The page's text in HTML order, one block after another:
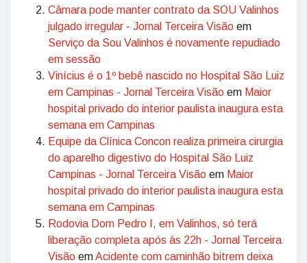
Câmara pode manter contrato da SOU Valinhos
julgado irregular - Jornal Terceira Visão em
Serviço da Sou Valinhos é novamente repudiado
em sessão
Vinícius é o 1º bebê nascido no Hospital São Luiz
em Campinas - Jornal Terceira Visão em Maior
hospital privado do interior paulista inaugura esta
semana em Campinas
Equipe da Clínica Concon realiza primeira cirurgia
do aparelho digestivo do Hospital São Luiz
Campinas - Jornal Terceira Visão em Maior
hospital privado do interior paulista inaugura esta
semana em Campinas
Rodovia Dom Pedro I, em Valinhos, só terá
liberação completa após às 22h - Jornal Terceira
Visão emAcidente com caminhão bitrem deixa